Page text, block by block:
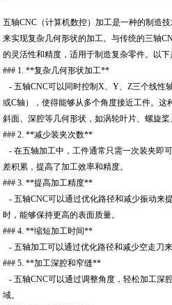
五轴CNC（计算机数控）加工是一种的制造
来实现复杂几何形状的加工。与传统的三轴
的灵活性和精度，适用于制造复杂零件。以下
### 1. **复杂几何形状加工**
- 五轴CNC可以同时控制X、Y、Z三个线性
或C轴），使得能够从多个角度接近工件。
斜面、深腔等几何形状，如涡轮叶片、螺旋桨
### 2. **减少装夹次数**
- 在五轴加工中，工件通常只需一次装夹即
差积累，提高了加工效率和精度。
### 3. **提高加工精度**
- 五轴CNC可以通过优化路径和减少振动来
时，能够保持更高的表面质量。
### 4. **缩短加工时间**
- 五轴加工可以通过优化路径和减少空走刀
### 5. **加工深腔和窄缝**
- 五轴CNC可以通过调整角度，轻松加工深
域。